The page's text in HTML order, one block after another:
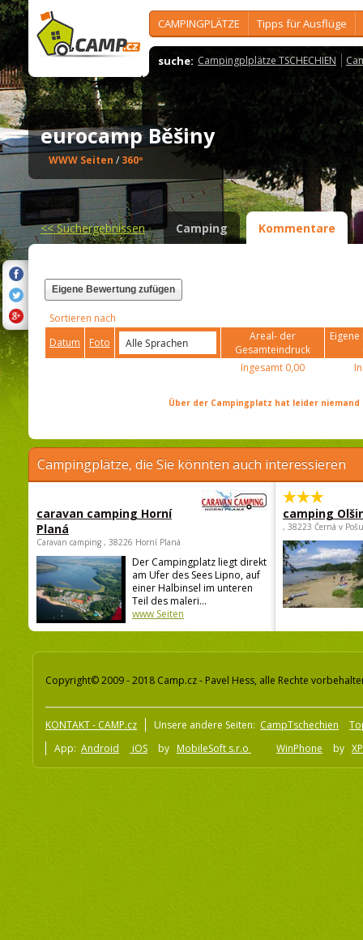
CAMPINGPLÄTZE Tipps für Ausflüge
suche: Campingplplätze TSCHECHIEN
eurocamp Běšiny
WWW Seiten / 360º
<<Suchergebnissen Camping Kommentare
Eigene Bewertung zufügen
Sortieren nach
Datum
Foto
Areal- der
Gesamteindruck
Ingesamt 0,00
Über der Campingplatz hat leider
Campingplätze, die Sie könnten auch interessieren
caravan camping Horní
Planá
Caravan camping , 38226 Horní Planá
Der Campingplatz liegt direkt
am Ufer des Sees Lipno, auf
einer Halbinsel im unteren
Teil des maleri...
www Seiten
camping
, 38223 Černá v
Copyright© 2009 - 2018 Camp.cz - Pavel Hess, alle Rechte
KONTAKT - CAMP.cz Unsere andere Seiten: CampTschechien
App: Android iOS by MobileSoft s.r.o WinPhone by